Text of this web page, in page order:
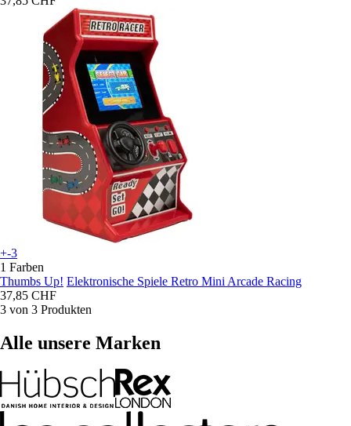
+-3
1 Farben
Thumbs Up! Elektronische Spiele Retro Mini Arcade Racing
37,85 CHF
3 von 3 Produkten
Alle unsere Marken